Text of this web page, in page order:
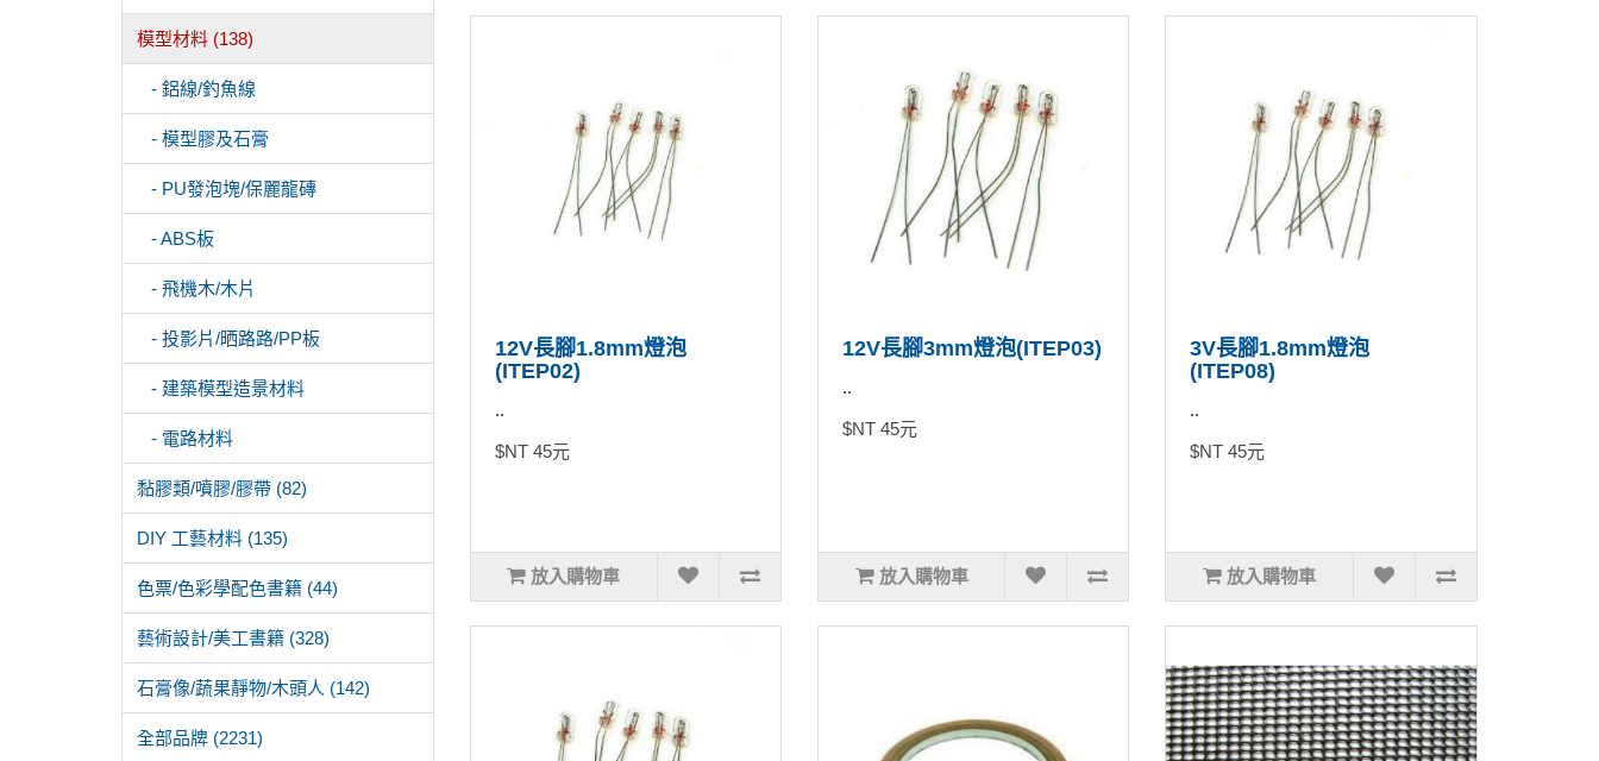
模型材料 (138)
- 鋁線/釣魚線
- 模型膠及石膏
- PU發泡塊/保麗龍磚
- ABS板
- 飛機木/木片
- 投影片/晒路路/PP板
- 建築模型造景材料
- 電路材料
黏膠類/噴膠/膠帶 (82)
DIY 工藝材料 (135)
色票/色彩學配色書籍 (44)
藝術設計/美工書籍 (328)
石膏像/蔬果靜物/木頭人 (142)
全部品牌 (2231)
12V長腳1.8mm燈泡
(ITEP02)
..
$NT 45元
放入購物車
12V長腳3mm燈泡(ITEP03)
..
$NT 45元
放入購物車
3V長腳1.8mm燈泡
(ITEP08)
..
$NT 45元
放入購物車